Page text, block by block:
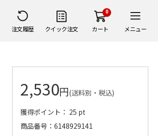
注文履歴 クイック注文
0
カート メニュー
2,530円(送料別・税込)
獲得ポイント： 25 pt
商品番号
6148929141